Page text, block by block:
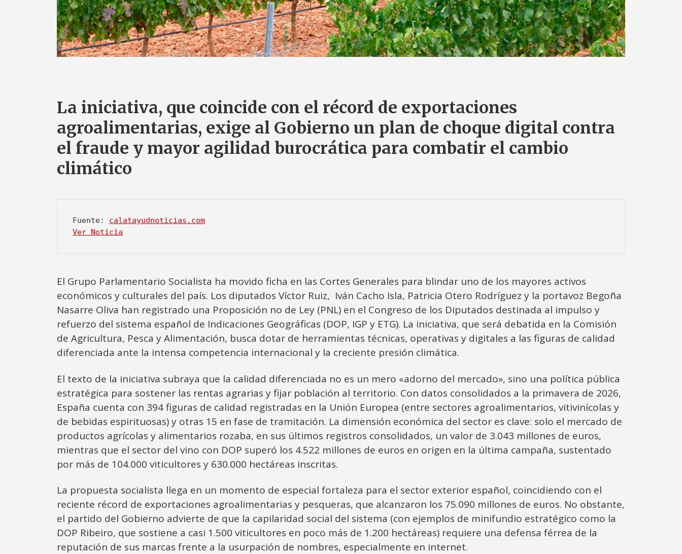
La iniciativa, que coincide con el récord de exportaciones
agroalimentarias, exige al Gobierno un plan de choque digital contra
el fraude y mayor agilidad burocrática para combatir el cambio
climático
Fuente: calatayudnoticias.com
Ver Noticia
El Grupo Parlamentario Socialista ha movido ficha en las Cortes Generales para blindar uno de los mayores activos
económicos y culturales del país. Los diputados Víctor Ruiz, Iván Cacho Isla, Patricia Otero Rodríguez y la portavoz Begoña
Nasarre Oliva han registrado una Proposición no de Ley (PNL) en el Congreso de los Diputados destinada al impulso y
refuerzo del sistema español de Indicaciones Geográficas (DOP, IGP y ETG). La iniciativa, que será debatida en la Comisión
de Agricultura, Pesca y Alimentación, busca dotar de herramientas técnicas, operativas y digitales a las figuras de calidad
diferenciada ante la intensa competencia internacional y la creciente presión climática.
El texto de la iniciativa subraya que la calidad diferenciada no es un mero «adorno del mercado», sino una política pública
estratégica para sostener las rentas agrarias y fijar población al territorio. Con datos consolidados a la primavera de 2026,
España cuenta con 394 figuras de calidad registradas en la Unión Europea (entre sectores agroalimentarios, vitivinícolas y
de bebidas espirituosas) y otras 15 en fase de tramitación. La dimensión económica del sector es clave: solo el mercado de
productos agrícolas y alimentarios rozaba, en sus últimos registros consolidados, un valor de 3.043 millones de euros,
mientras que el sector del vino con DOP superó los 4.522 millones de euros en origen en la última campaña, sustentado
por más de 104.000 viticultores y 630.000 hectáreas inscritas.
La propuesta socialista llega en un momento de especial fortaleza para el sector exterior español, coincidiendo con el
reciente récord de exportaciones agroalimentarias y pesqueras, que alcanzaron los 75.090 millones de euros. No obstante,
el partido del Gobierno advierte de que la capilaridad social del sistema (con ejemplos de minifundio estratégico como la
DOP Ribeiro, que sostiene a casi 1.500 viticultores en poco más de 1.200 hectáreas) requiere una defensa férrea de la
reputación de sus marcas frente a la usurpación de nombres, especialmente en internet.